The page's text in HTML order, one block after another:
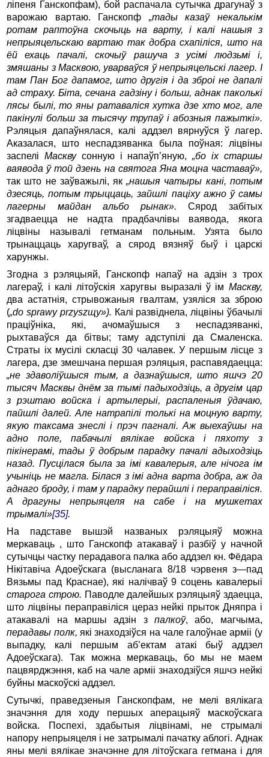
ліпеня Ганскопфам), бой распачала сутычка драгунаў з
варожаю вартаю. Ганскопф „тады казаў некалькім
ротам раптоўна скочыць на варту, і калі нашыя з
непрыяцельскаю вартаю так добра схапіліся, што на
ёй ехаць пачалі, скочыў рашуча з усімі людзьмі і,
змяшаны з Масквою, уварваўся ў непрыяцельскі лагер. І
там Пан Бог дапамог, што другія і да зброі не дапалі
ад страху. Біта, сечана гадзіну і больш, аднак паколькі
лясы былі, то яны ратаваліся хутка дзе хто мог, але
пакінулі больш за тысячу трупаў і абозныя пажыткі».
Рэляцыя дапаўнялася, калі аддзел вярнуўся ў лагер.
Аказалася, што неспадзяванка была поўная: ліцвіны
заспеліМасквусонную і напаўп’яную,„бо іх старшы
ваявода ў той дзень на святога Яна моцна частаваў»,
так што не заўважылі, як„нашыя чатыры кані, потым
дзесяць, потым трыццаць, зайшлі паціху ажно ў самы
лагерны майдан альбо рынак». Сярод забітых
згадваецца не надта прадбачлівы ваявода, якога
ліцвіны называлі гетманам польным. Узята было
трынаццаць харугваў, а сярод вязняў быў і царскі
харунжы.
Згодна з рэляцыяй, Ганскопф напаў на адзін з трох
лагераў, і калі літоўскія харугвы выразалі ў ім Маскву,
два астатнія, стрывожаныя гвалтам, узяліся за зброю
(„do sprawy przyszщy»). Калі развіднела, ліцвіны ўбачылі
праціўніка, які, ачомаўшыся з неспадзяванкі,
рыхтаваўся да бітвы; таму адступілі да Смаленска.
Страты іх мусілі скласці 30 чалавек. У першым лісце з
лагера, дзе змешчана першая рэляцыя, распавядаецца:
„не здаволіўшыся тым, а дазнаўшыся, што яшчэ 20
тысяч Масквы днём за тымі падыходзіць, а другім цар
з рэштаю войска і артылерыі, распаленыя ўдачаю,
пайшлі далей. Але натрапілі толькі на моцную варту,
якую таксама знеслі і прэч пагналі. Аж выехаўшы на
адно поле, пабачылі вялікае войска і пяхоту з
пікінерамі, тады ў добрым парадку пачалі адыходзіць
назад. Пусцілася была за імі кавалерыя, але нічога ім
учыніць не магла. Білася з імі адна варта добра, аж да
аднаго броду, і там у парадку перайшлі і пераправіліся.
А драгуны непрыяцеля на сабе і на мушкетах
трымалі»[35].
На падставе вышэй названых рэляцыяў можна
меркаваць , што Ганскопф атакаваў і разбіў у начной
сутычцы частку перадавога палка або аддзел кн. Фёдара
Нікітавіча Адоеўскага (высланага 8/18 чэрвеня з—пад
Вязьмы пад Краснае), які налічваў 9 соцень кавалерыі
старога строю. Паводле далейшых рэляцыяў здаецца,
што ліцвіны пераправіліся цераз нейкі прыток Дняпра і
атакавалі на маршы адзін зпалкоў, або, магчыма,
перадавы полк, які знаходзіўся на чале галоўнае арміі (у
выпадку, калі першым аб’ектам атакі быў аддзел
Адоеўскага). Так можна меркаваць, бо мы не маем
пацвярджэння, каб на чале арміі знаходзіўся яшчэ нейкі
буйны маскоўскі аддзел.
Сутычкі, праведзеныя Ганскопфам, не мелі вялікага
значэння для ходу першых аперацыяў маскоўскага
войска. Поспехі, здабытыя ліцвінамі, не стрымалі
напору непрыяцеля і не затрымалі пачатку аблогі. Аднак
яны мелі вялікае значэнне для літоўскага гетмана і для